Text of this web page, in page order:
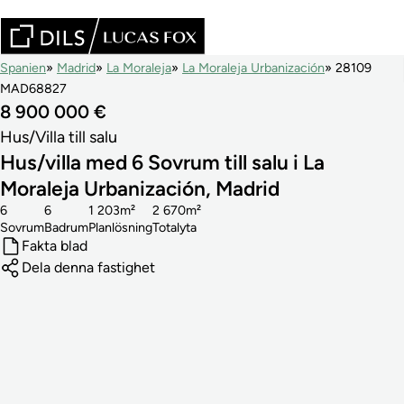
Spanien Madrid La Moraleja La Moraleja Urbanización
28109
MAD68827
8 900 000 €
Hus/Villa till salu
Hus/villa med 6 Sovrum till salu i La
Moraleja Urbanización, Madrid
Sovrum
6
Badrum
6
Planlösning
1 203m²
Totalyta
2 670m²
Fakta blad
Dela denna fastighet